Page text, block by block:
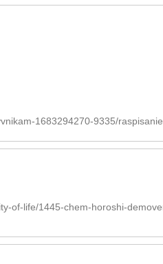
1683294270-9335/
of-life/1445-chem-horoshi-